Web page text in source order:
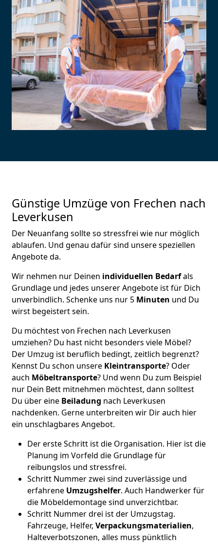
Günstige Umzüge von Frechen nach
Leverkusen
Der Neuanfang sollte so stressfrei wie nur möglich
ablaufen. Und genau dafür sind unsere speziellen
Angebote da.
Wir nehmen nur Deinen individuellen Bedarfals
Grundlage und jedes unserer Angebote ist für Dich
unverbindlich. Schenke uns nur 5 Minuten und Du
wirst begeistert sein.
Du möchtest von Frechen nach Leverkusen
umziehen? Du hast nicht besonders viele Möbel?
Der Umzug ist beruflich bedingt, zeitlich begrenzt?
Kennst Du schon unsere Kleintransporte? Oder
auch Möbeltransporte? Und wenn Du zum Beispiel
nur Dein Bett mitnehmen möchtest, dann solltest
Du über eine Beiladung nach Leverkusen
nachdenken. Gerne unterbreiten wir Dir auch hier
ein unschlagbares Angebot.
Der erste Schritt ist die Organisation. Hier ist die
Planung im Vorfeld die Grundlage für
reibungslos und stressfrei.
Schritt Nummer zwei sind zuverlässige und
erfahrene Umzugshelfer. Auch Handwerker für
die Möbeldemontage sind unverzichtbar.
Schritt Nummer drei ist der Umzugstag.
Fahrzeuge, Helfer, Verpackungsmaterialien,
Halteverbotszonen, alles muss pünktlich